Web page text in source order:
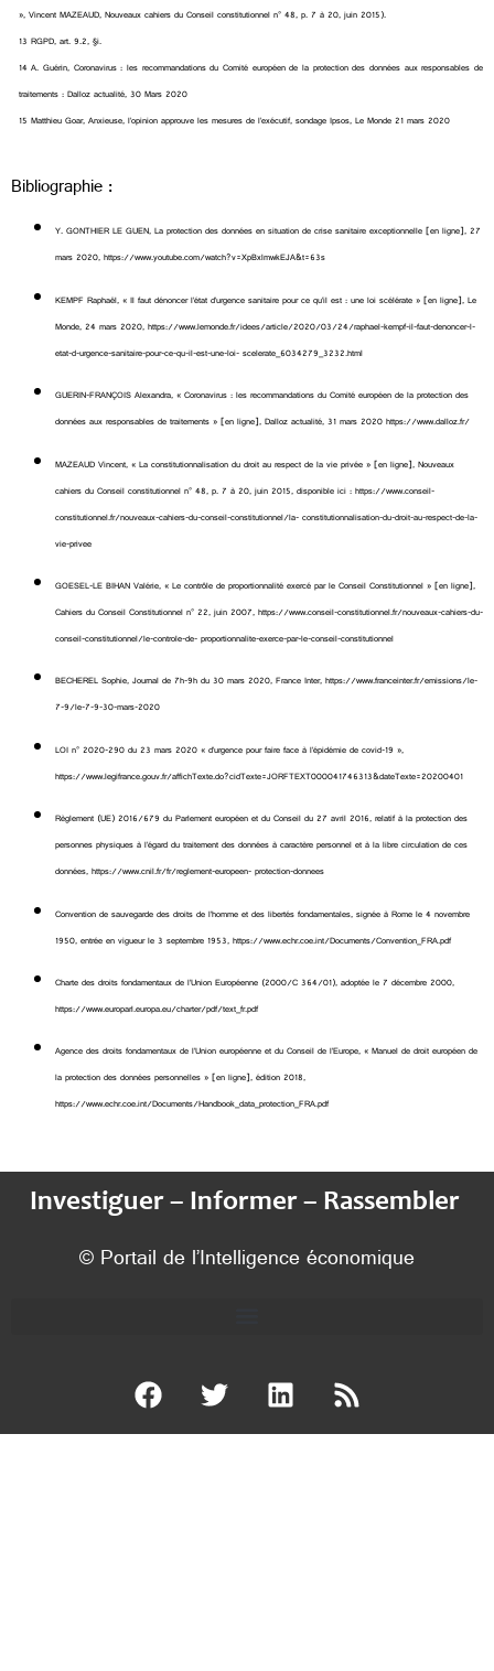
», Vincent MAZEAUD, Nouveaux cahiers du Conseil constitutionnel n° 48, p. 7 à 20, juin 2015).
13 RGPD, art. 9.2, §i.
14 A. Guérin, Coronavirus : les recommandations du Comité européen de la protection des données aux responsables de
traitements : Dalloz actualité, 30 Mars 2020
15 Matthieu Goar, Anxieuse, l’opinion approuve les mesures de l’exécutif, sondage Ipsos, Le Monde 21 mars 2020
Bibliographie :
Y. GONTHIER LE GUEN, La protection des données en situation de crise sanitaire exceptionnelle [en ligne], 27
mars 2020, https://www.youtube.com/watch?v=XpBxlmwkEJA&t=63s
KEMPF Raphaël, « Il faut dénoncer l’état d’urgence sanitaire pour ce qu’il est : une loi scélérate » [en ligne], Le
Monde, 24 mars 2020, https://www.lemonde.fr/idees/article/2020/03/24/raphael-kempf-il-faut-denoncer-l-
etat-d-urgence-sanitaire-pour-ce-qu-il-est-une-loi- scelerate_6034279_3232.html
GUERIN-FRANÇOIS Alexandra, « Coronavirus : les recommandations du Comité européen de la protection des
données aux responsables de traitements » [en ligne], Dalloz actualité, 31 mars 2020 https://www.dalloz.fr/
MAZEAUD Vincent, « La constitutionnalisation du droit au respect de la vie privée » [en ligne], Nouveaux
cahiers du Conseil constitutionnel n° 48, p. 7 à 20, juin 2015, disponible ici : https://www.conseil-
constitutionnel.fr/nouveaux-cahiers-du-conseil-constitutionnel/la- constitutionnalisation-du-droit-au-respect-de-la-
vie-privee
GOESEL-LE BIHAN Valérie, « Le contrôle de proportionnalité exercé par le Conseil Constitutionnel » [en ligne],
Cahiers du Conseil Constitutionnel n° 22, juin 2007, https://www.conseil-constitutionnel.fr/nouveaux-cahiers-du-
conseil-constitutionnel/le-controle-de- proportionnalite-exerce-par-le-conseil-constitutionnel
BECHEREL Sophie, Journal de 7h-9h du 30 mars 2020, France Inter, https://www.franceinter.fr/emissions/le-
7-9/le-7-9-30-mars-2020
LOI n° 2020-290 du 23 mars 2020 « d’urgence pour faire face à l’épidémie de covid-19 »,
https://www.legifrance.gouv.fr/affichTexte.do?cidTexte=JORFTEXT000041746313&dateTexte=20200401
Règlement (UE) 2016/679 du Parlement européen et du Conseil du 27 avril 2016, relatif à la protection des
personnes physiques à l’égard du traitement des données à caractère personnel et à la libre circulation de ces
données, https://www.cnil.fr/fr/reglement-europeen- protection-donnees
Convention de sauvegarde des droits de l’homme et des libertés fondamentales, signée à Rome le 4 novembre
1950, entrée en vigueur le 3 septembre 1953, https://www.echr.coe.int/Documents/Convention_FRA.pdf
Charte des droits fondamentaux de l’Union Européenne (2000/C 364/01), adoptée le 7 décembre 2000,
https://www.europarl.europa.eu/charter/pdf/text_fr.pdf
Agence des droits fondamentaux de l’Union européenne et du Conseil de l’Europe, « Manuel de droit européen de
la protection des données personnelles » [en ligne], édition 2018,
https://www.echr.coe.int/Documents/Handbook_data_protection_FRA.pdf
Investiguer – Informer – Rassembler
© Portail de l’Intelligence économique